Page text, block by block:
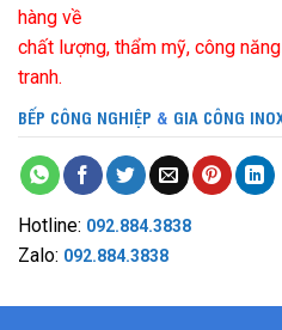
hàng về
chất lượng, thẩm mỹ, công
tranh.
BẾP CÔNG NGHIỆP & GIA CÔNG
Hotline: 092.884.3838
Zalo: 092.884.3838